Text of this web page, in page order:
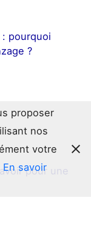
pourquoi
?
pour une
proposer
nos
votre
En savoir